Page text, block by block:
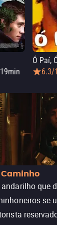
Ó Paí,
6.3/
andarilho que
se